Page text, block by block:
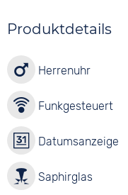
Produktdetails
Herrenuhr
Funkgesteuert
Datumsanzeige
Saphirglas